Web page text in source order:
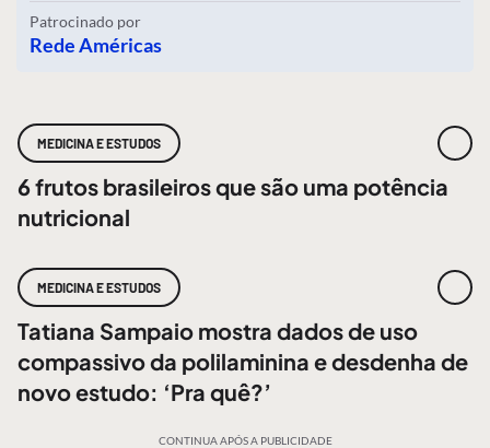
Patrocinado por
Rede Américas
MEDICINA E ESTUDOS
6 frutos brasileiros que são uma potência
nutricional
MEDICINA E ESTUDOS
Tatiana Sampaio mostra dados de uso
compassivo da polilaminina e desdenha de
novo estudo: ‘Pra quê?’
CONTINUA APÓS A PUBLICIDADE